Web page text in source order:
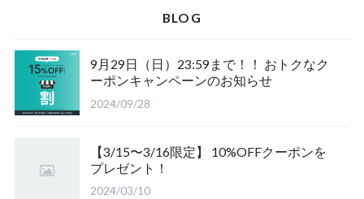
福島県南会津郡産
三重県いなべ市産
長崎県対馬市産
山梨県韮崎市産
香川県綾歌郡産綾上町産
新潟県東蒲原郡阿賀町
山梨県甲府市産
茨城県稲敷郡産
山梨県韮崎市穂坂町産
BLOG
9月29日（日）23:59まで！！ おトクなク
ーポンキャンペーンのお知らせ
2024/09/28
【3/15〜3/16限定】 10%OFFクーポンを
プレゼント！
2024/03/10